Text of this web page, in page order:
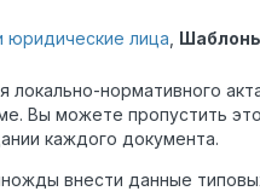
юридические лица,
локально-нормативного
Вы можете пропустить
каждого документа.
внести данные